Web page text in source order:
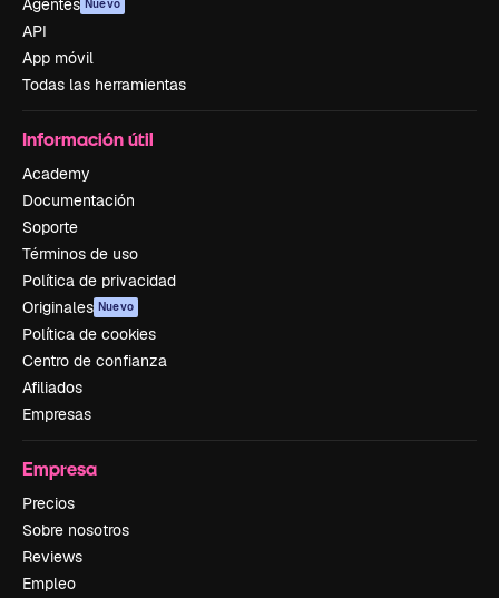
Nuevo
API
App móvil
Todas las herramientas
Información útil
Academy
Documentación
Soporte
Términos de uso
Política de privacidad
Originales Nuevo
Política de cookies
Centro de confianza
Afiliados
Empresas
Empresa
Precios
Sobre nosotros
Reviews
Empleo